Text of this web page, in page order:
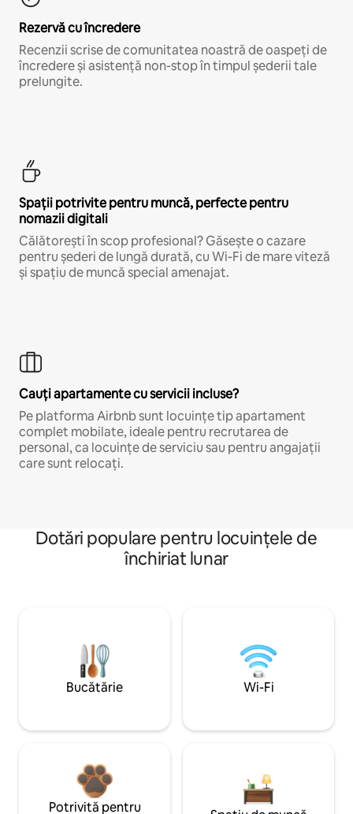
Rezervă cu încredere
Recenzii scrise de comunitatea noastră de oaspeți de
încredere și asistență non-stop în timpul șederii tale
prelungite.
Spații potrivite pentru muncă, perfecte pentru
nomazii digitali
Călătorești în scop profesional? Găsește o cazare
pentru șederi de lungă durată, cu Wi-Fi de mare viteză
și spațiu de muncă special amenajat.
Cauți apartamente cu servicii incluse?
Pe platforma Airbnb sunt locuințe tip apartament
complet mobilate, ideale pentru recrutarea de
personal, ca locuințe de serviciu sau pentru angajații
care sunt relocați.
Dotări populare pentru locuințele de
închiriat lunar
Bucătărie Wi-Fi
Potrivită pentru